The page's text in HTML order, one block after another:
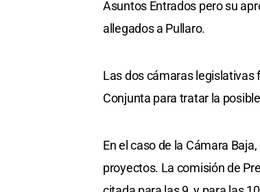
Asuntos Entrados pero su
allegados a Pullaro.
Las dos cámaras legislativas
Conjunta para tratar la
En el caso de la Cámara
proyectos. La comisión de